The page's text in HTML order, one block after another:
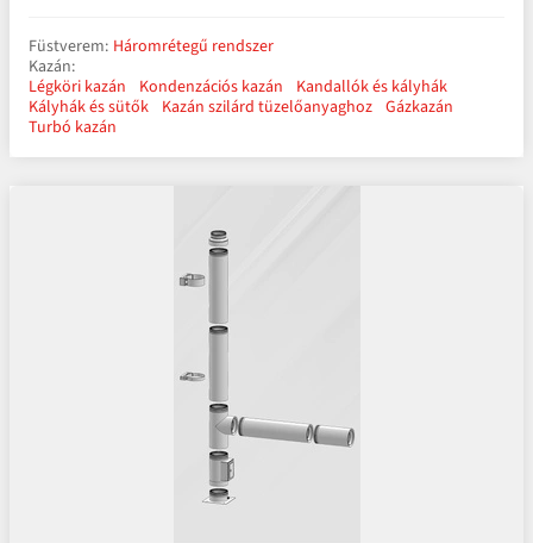
Füstverem: Háromrétegű rendszer
Kazán:
Légköri kazán
Kondenzációs kazán
Kandallók és kályhák
Kályhák és sütők Kazán szilárd tüzelőanyaghoz Gázkazán
Turbó kazán